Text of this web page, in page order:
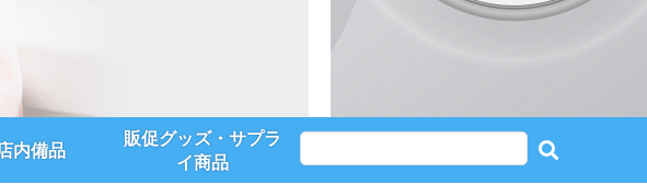
内備品
販促グッズ・サプラ
イ商品